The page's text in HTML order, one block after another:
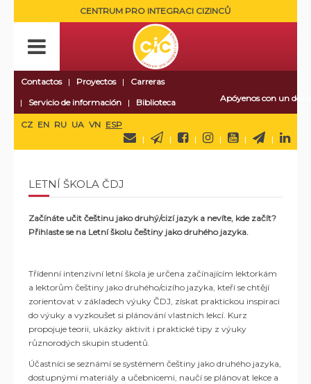
CENTRUM PRO INTEGRACI CIZINCŮ
Contactos Proyectos
Carreras
Servicio de información
Biblioteca Apóyenos con un
CZ EN RU UA VN ESP
LETNÍ ŠKOLA ČDJ
Začínáte učit češtinu jako druhý/cizí jazyk a nevíte, kde začít?
Přihlaste se na Letní školu češtiny jako druhého jazyka.
Třídenní intenzivní letní škola je určena začínajícím lektorkám
a lektorům češtiny jako druhého/cizího jazyka, kteří se chtějí
zorientovat v základech výuky ČDJ, získat praktickou inspiraci
do výuky a vyzkoušet si plánování vlastních lekcí. Kurz
propojuje teorii, ukázky aktivit i praktické tipy z výuky
různorodých skupin studentů.
Účastníci se seznámí se systémem češtiny jako druhého jazyka,
dostupnými materiály a učebnicemi, naučí se plánovat lekce a